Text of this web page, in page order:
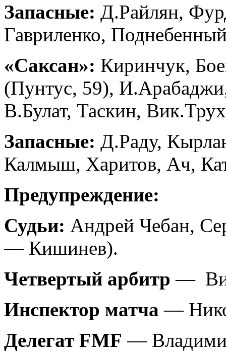
Запасные: Д.Райлян,
Гавриленко,
«Саксан»: Киринчук,
(Пунтус, 59),
В.Булат, Таскин,
Запасные: Д.Раду,
Калмыш, Харитов, Ач,
Предупреждение:
Судьи: Андрей Чебан,
— Кишинев).
Четвертый арбитр —
Инспектор матча —
Делегат FMF —